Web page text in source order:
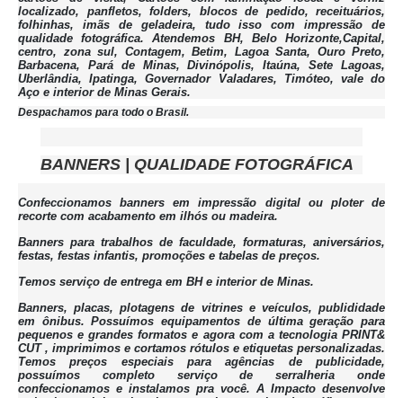
localizado, panfletos, folders, blocos de pedido, receituários,
folhinhas, imãs de geladeira, tudo isso com impressão de
qualidade fotográfica. Atendemos BH, Belo Horizonte,Capital,
centro, zona sul, Contagem, Betim, Lagoa Santa, Ouro Preto,
Barbacena, Pará de Minas, Divinópolis, Itaúna, Sete Lagoas,
Uberlândia, Ipatinga, Governador Valadares, Timóteo, vale do
Aço e interior de Minas Gerais.
Despachamos para todo o Brasil.
BANNERS | QUALIDADE FOTOGRÁFICA
Confeccionamos banners em impressão digital ou ploter de
recorte com acabamento em ilhós ou madeira.
Banners para trabalhos de faculdade, formaturas, aniversários,
festas, festas infantis, promoções e tabelas de preços.
Temos serviço de entrega em BH e interior de Minas.
Banners, placas, plotagens de vitrines e veículos, publididade
em ônibus. Possuímos equipamentos de última geração para
pequenos e grandes formatos e agora com a tecnologia PRINT&
CUT , imprimimos e cortamos rótulos e etiquetas personalizadas.
Temos preços especiais para agências de publicidade,
possuímos completo serviço de serralheria onde
confeccionamos e instalamos pra você. A Impacto desenvolve